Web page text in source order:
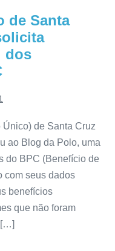
de Santa
dos
de Santa Cruz
ao Blog da Polo, uma
do BPC (Benefício de
com seus dados
benefícios
que não foram
[…]